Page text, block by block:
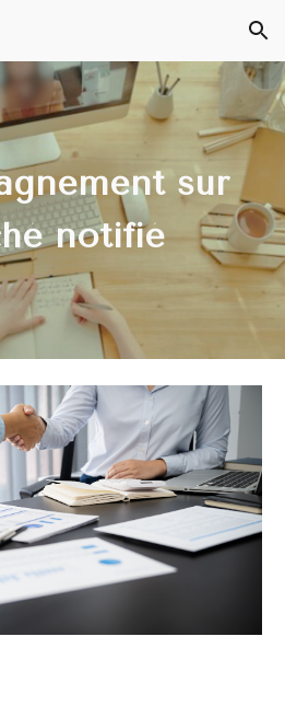
Skip to navigation
sur
notifié